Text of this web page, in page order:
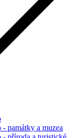
památky a muzea